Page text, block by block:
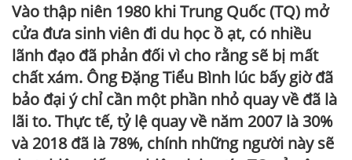
Vào thập niên 1980 khi Trung Quốc (TQ) mở
cửa đưa sinh viên đi du học ồ ạt, có nhiều
lãnh đạo đã phản đối vì cho rằng sẽ bị mất
chất xám. Ông Đặng Tiểu Bình lúc bấy giờ đã
bảo đại ý chỉ cần một phần nhỏ quay về đã là
lãi to. Thực tế, tỷ lệ quay về năm 2007 là 30%
và 2018 đã là 78%, chính những người này sẽ